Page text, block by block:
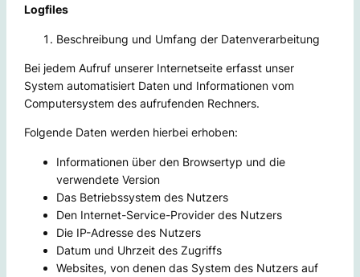
Logfiles
Beschreibung und Umfang der Datenverarbeitung
Bei jedem Aufruf unserer Internetseite erfasst unser
System automatisiert Daten und Informationen vom
Computersystem des aufrufenden Rechners.
Folgende Daten werden hierbei erhoben:
Informationen über den Browsertyp und die
verwendete Version
Das Betriebssystem des Nutzers
Den Internet-Service-Provider des Nutzers
Die IP-Adresse des Nutzers
Datum und Uhrzeit des Zugriffs
Websites, von denen das System des Nutzers auf